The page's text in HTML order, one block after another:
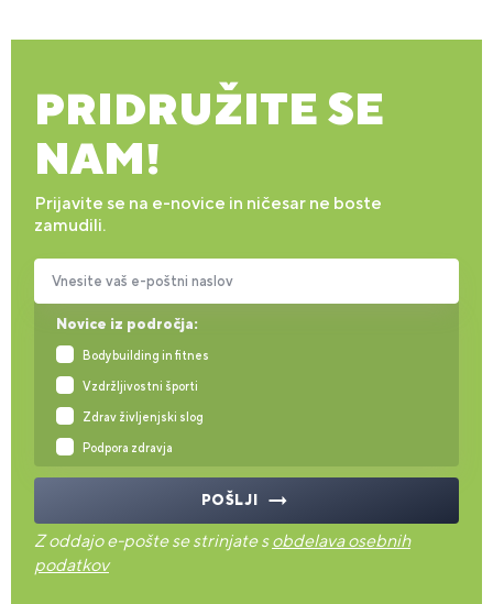
PRIDRUŽITE SE
NAM!
Prijavite se na e-novice in ničesar ne boste
zamudili.
Novice iz področja:
Bodybuilding in fitnes
Vzdržljivostni športi
Zdrav življenjski slog
Podpora zdravja
Vnesite vaš e-poštni naslov
POŠLJI
Z oddajo e-pošte se strinjate sobdelava osebnih
podatkov